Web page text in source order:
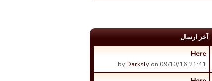
آخر ارسال
Here
byDarksly on 09/10/16 21:41.